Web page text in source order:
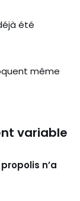
été
même
variable
n’a